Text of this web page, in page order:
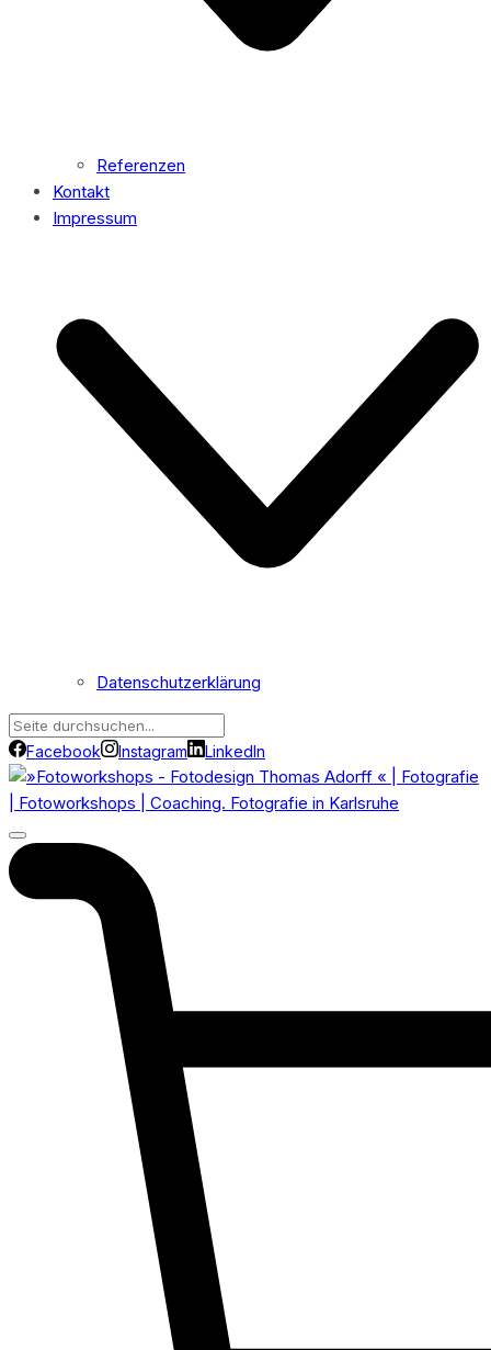
Referenzen
Kontakt
Impressum
Datenschutzerklärung
Facebook Instagram LinkedIn